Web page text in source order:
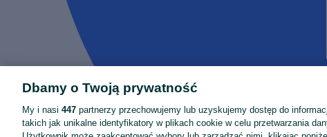
Dbamy o Twoją prywatność
My i nasi 447 partnerzy przechowujemy lub uzyskujemy dostęp do
takich jak unikalne identyfikatory w plikach cookie w celu przetwarzania